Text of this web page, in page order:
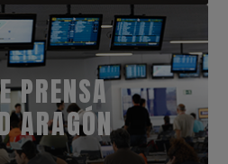
PRENSA
ARAGÓN